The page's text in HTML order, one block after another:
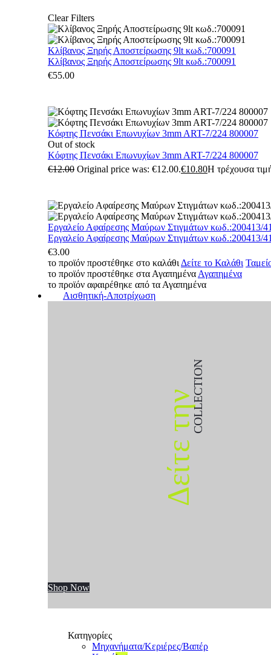
Clear Filters
Κλίβανος Ξηρής Αποστείρωσης 9lt κωδ.:700091
Κλίβανος Ξηρής Αποστείρωσης 9lt κωδ.:700091
€55.00
Κόφτης Πενσάκι Επωνυχίων 3mm ART-7/224 800007
Out of stock
Κόφτης Πενσάκι Επωνυχίων 3mm ART-7/224 800007
€12.00 Original price was: €12.00.€10.80Η τρέχουσα
Εργαλείο Αφαίρεσης Μαύρων Στιγμάτων κωδ.:200413/
Εργαλείο Αφαίρεσης Μαύρων Στιγμάτων κωδ.:200413/
€3.00
το προϊόν προστέθηκε στο καλάθι Δείτε το Καλάθι
το προϊόν προστέθηκε στα Αγαπημένα Αγαπημένα
το προϊόν αφαιρέθηκε από τα Αγαπημένα
Αισθητική-Αποτρίχωση
Δείτε τηνCOLLECTION
Shop Now
Κατηγορίες
Μηχανήματα/Κεριέρες/Βαπέρ